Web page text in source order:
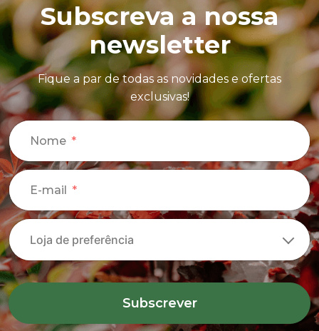
Subscreva a nossa
newsletter
Fique a par de todas as novidades e ofertas
exclusivas!
Nome
E-mail
Subscrever